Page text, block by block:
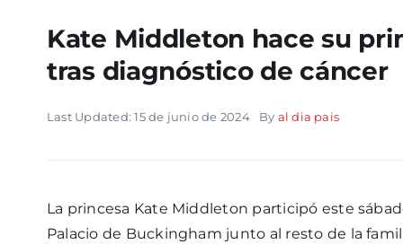
Kate Middleton hace su
tras diagnóstico de cáncer
Last Updated: 15 de junio de 2024 By al dia pais
La princesa Kate Middleton participó este
Palacio de Buckingham junto al resto de la